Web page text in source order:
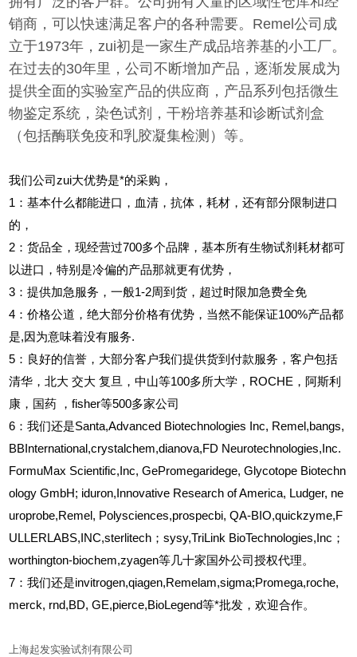
销商，可以快速满足客户的各种需要。Remel公司成
立于1973年，zui初是一家生产成品培养基的小工厂。
在过去的30年里，公司不断增加产品，逐渐发展成为
提供全面的实验室产品的供应商，产品系列包括微生
物鉴定系统，染色试剂，干粉培养基和诊断试剂盒
（包括酶联免疫和乳胶凝集检测）等。
我们公司zui大优势是*的采购，
1 ：基本什么都能进口，血清，抗体，耗材，还有部分限制进口
的，
2 ：货品全，现经营过700多个品牌，基本所有生物试剂耗材都可
以进口，特别是冷偏的产品那就更有优势，
3 ：提供加急服务，一般1-2周到货，超过时限加急费全免
4 ：价格公道，绝大部分价格有优势，当然不能保证100%产品都
是,因为意味着没有服务.
5 ：良好的信誉，大部分客户我们提供货到付款服务，客户包括
清华，北大 交大 复旦，中山等100多所大学，ROCHE，阿斯利
康，国药
，fisher等500多家公司
6 ：我们还是Santa,Advanced Biotechnologies Inc, Remel,bangs,
BBInternational,crystalchem,dianova,FD Neurotechnologies,Inc.
FormuMax Scientific,Inc, GePromegaridege, Glycotope Biotechn
ology GmbH; iduron,Innovative Research of America, Ludger, ne
uroprobe,Remel, Polysciences,prospecbi, QA-BIO,quickzyme,F
ULLERLABS,INC,sterlitech；sysy,TriLink BioTechnologies,Inc；
worthington-biochem,zyagen等几十家国外公司授权代理。
7：我们还是invitrogen,qiagen,Remelam,sigma;Promega,roche,
merck, rnd,BD, GE,pierce,BioLegend等*批发，欢迎合作。
上海起发实验试剂有限公司